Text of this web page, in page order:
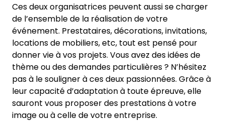
Ces deux organisatrices peuvent aussi se charger
de l’ensemble de la réalisation de votre
événement. Prestataires, décorations, invitations,
locations de mobiliers, etc, tout est pensé pour
donner vie à vos projets. Vous avez des idées de
thème ou des demandes particulières ? N’hésitez
pas à le souligner à ces deux passionnées. Grâce à
leur capacité d’adaptation à toute épreuve, elle
sauront vous proposer des prestations à votre
image ou à celle de votre entreprise.